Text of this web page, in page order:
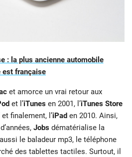
: la plus ancienne automobile
est française
et amorce un vrai retour aux
et l’iTunes en 2001, l’iTunes Store
finalement, l’iPad en 2010. Ainsi,
Jobs dématérialise la
le baladeur mp3, le téléphone
des tablettes tactiles. Surtout, il